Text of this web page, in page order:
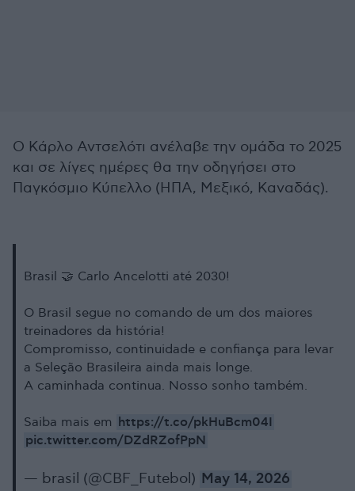
Ο Κάρλο Αντσελότι ανέλαβε την ομάδα το 2025
και σε λίγες ημέρες θα την οδηγήσει στο
Παγκόσμιο Κύπελλο (ΗΠΑ, Μεξικό, Καναδάς).
Brasil 🤝 Carlo Ancelotti até 2030!
O Brasil segue no comando de um dos maiores
treinadores da história!
Compromisso, continuidade e confiança para levar
a Seleção Brasileira ainda mais longe.
A caminhada continua. Nosso sonho também.
Saiba mais em https://t.co/pkHuBcm04I
pic.twitter.com/DZdRZofPpN
— brasil (@CBF_Futebol) May 14, 2026